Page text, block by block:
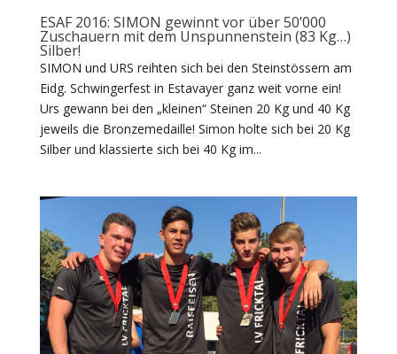
ESAF 2016: SIMON gewinnt vor über 50’000
Zuschauern mit dem Unspunnenstein (83 Kg…)
Silber!
SIMON und URS reihten sich bei den Steinstössern am
Eidg. Schwingerfest in Estavayer ganz weit vorne ein!
Urs gewann bei den „kleinen“ Steinen 20 Kg und 40 Kg
jeweils die Bronzemedaille! Simon holte sich bei 20 Kg
Silber und klassierte sich bei 40 Kg im...